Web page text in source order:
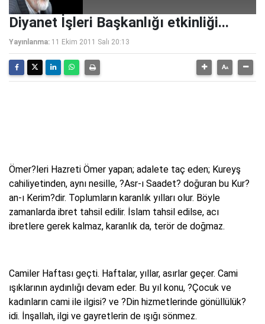
Diyanet İşleri Başkanlığı etkinliği...
Yayınlanma: 11 Ekim 2011 Salı 20:13
Ömer?leri Hazreti Ömer yapan; adalete taç eden; Kureyş
cahiliyetinden, aynı nesille, ?Asr-ı Saadet? doğuran bu Kur?
an-ı Kerim?dir. Toplumların karanlık yılları olur. Böyle
zamanlarda ibret tahsil edilir. İslam tahsil edilse, acı
ibretlere gerek kalmaz, karanlık da, terör de doğmaz.
Camiler Haftası geçti. Haftalar, yıllar, asırlar geçer. Cami
ışıklarının aydınlığı devam eder. Bu yıl konu, ?Çocuk ve
kadınların cami ile ilgisi? ve ?Din hizmetlerinde gönüllülük?
idi. İnşallah, ilgi ve gayretlerin de ışığı sönmez.